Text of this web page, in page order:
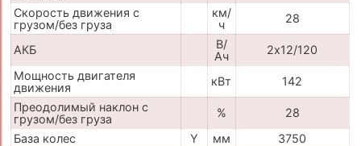
Скорость движения с
грузом/без груза
км/
ч
28
АКБ
В/
Ач
2х12/120
Мощность двигателя
движения
кВт
142
Преодолимый наклон с
грузом/без груза
%
28
База колес
Y мм
3750